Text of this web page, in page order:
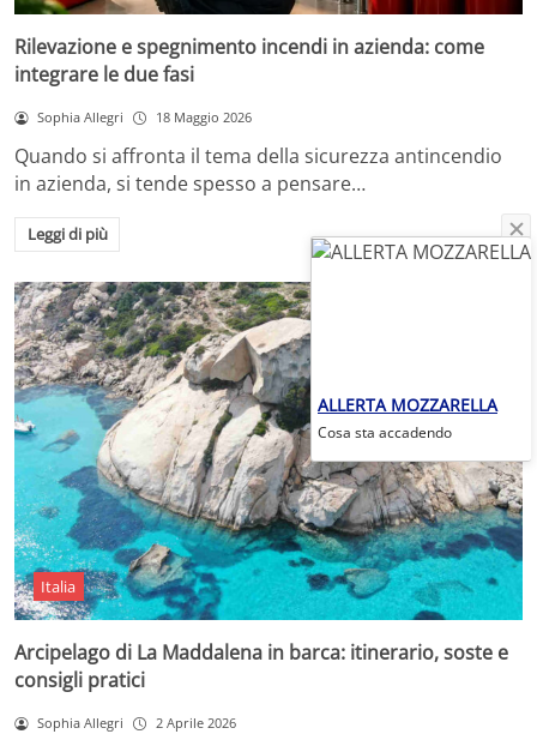
Rilevazione e spegnimento incendi in azienda: come
integrare le due fasi
Sophia Allegri 18 Maggio 2026
Quando si affronta il tema della sicurezza antincendio
in azienda, si tende spesso a pensare…
Leggi di più
Italia
Arcipelago di La Maddalena in barca: itinerario, soste e
consigli pratici
Sophia Allegri 2 Aprile 2026
ALLERTA MOZZARELLA
Cosa sta accadendo